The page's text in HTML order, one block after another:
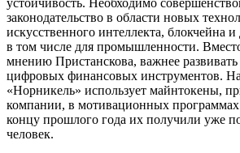
законодательство в области новых
искусственного интеллекта, блокчейна
в том числе для промышленности.
мнению Пристанскова, важнее
цифровых финансовых инструментов.
«Норникель» использует майнтокены,
компании, в мотивационных программах
концу прошлого года их получили уже
человек.